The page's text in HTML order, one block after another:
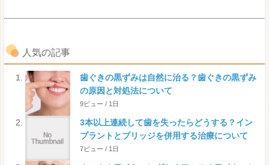
人気の記事
歯ぐきの黒ずみは自然に治る？歯ぐきの黒ずみ
の原因と対処法について
9ビュー / 1日
3本以上連続して歯を失ったらどうする？イン
プラントとブリッジを併用する治療について
7ビュー / 1日